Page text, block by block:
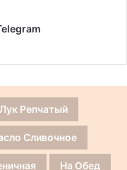
Лук Репчатый
Сливочное
На Обед